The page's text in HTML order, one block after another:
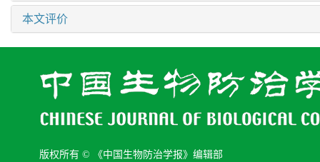
本文评价
版权所有 © 《中国生物防治学报》编辑部